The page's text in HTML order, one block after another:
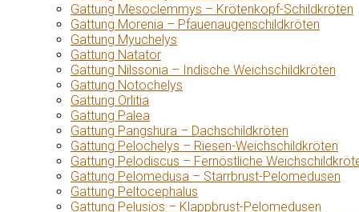
Gattung Mesoclemmys – Krötenkopf-Schildkröten
Gattung Morenia – Pfauenaugenschildkröten
Gattung Myuchelys
Gattung Natator
Gattung Nilssonia – Indische Weichschildkröten
Gattung Notochelys
Gattung Orlitia
Gattung Palea
Gattung Pangshura – Dachschildkröten
Gattung Pelochelys – Riesen-Weichschildkröten
Gattung Pelodiscus – Fernöstliche
Gattung Pelomedusa – Starrbrust-Pelomedusen
Gattung Peltocephalus
Gattung Pelusios – Klappbrust-Pelomedusen